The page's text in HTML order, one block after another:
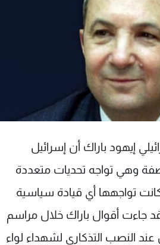
إيهود باراك أن إسرائيل
وهي تواجه تحديات متعددة
تواجهها أي قيادة سياسية
جاءت أقوال باراك خلال مراسم
عند النصب التذكاري لشهداء لواء
رياضة
تواصل معنا
شروط الإسـتخدام
سياسة الخصوصية